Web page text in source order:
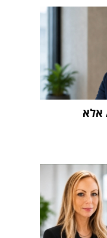
"האתגר הגדול אינו ה-AI אלא